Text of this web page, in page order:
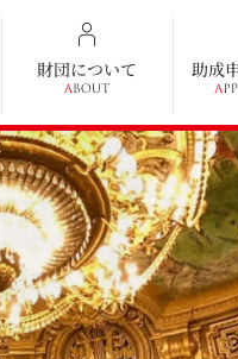
財団について 助成